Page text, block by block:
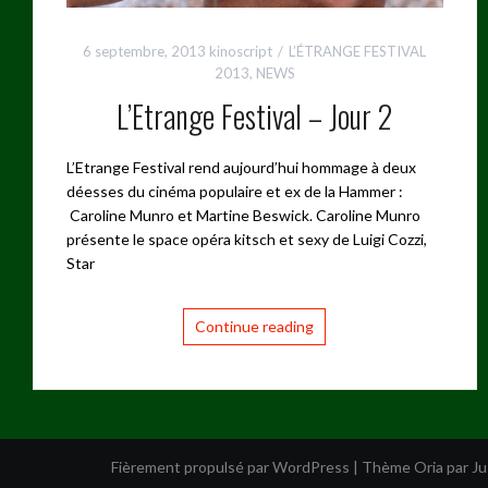
6 septembre, 2013 kinoscript
L’ÉTRANGE FESTIVAL
2013, NEWS
L’Etrange Festival – Jour 2
L’Etrange Festival rend aujourd’hui hommage à deux
déesses du cinéma populaire et ex de la Hammer :
Caroline Munro et Martine Beswick. Caroline Munro
présente le space opéra kitsch et sexy de Luigi Cozzi,
Star
Continue reading
Fièrement propulsé par WordPress | Thème Oria par